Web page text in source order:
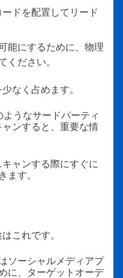
ドを配置してリード
能にするために、物理
ください。
なく占めます。
うなサードパーティ
ンすると、重要な情
ャンする際にすぐに
す。
これです。
ソーシャルメディアプ
に、ターゲットオーデ